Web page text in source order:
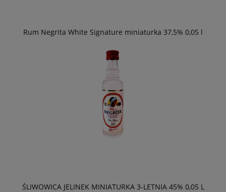
Rum Negrita White Signature miniaturka 37,5% 0,05 l
ŚLIWOWICA JELINEK MINIATURKA 3-LETNIA 45% 0,05 L